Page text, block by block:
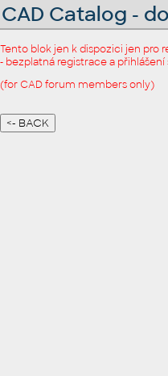
CAD Catalog -
Tento blok jen k dispozici jen pro
- bezplatná registrace a přihlášení
(for CAD forum members only)